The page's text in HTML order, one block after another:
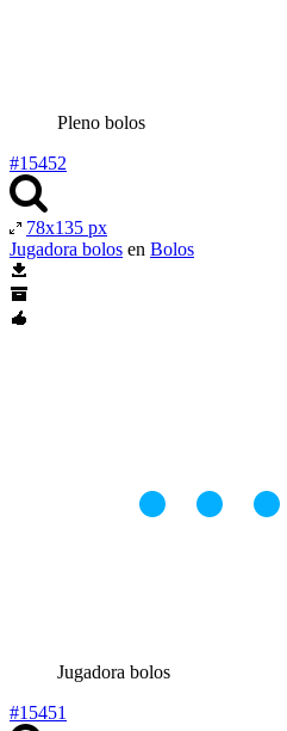
Pleno bolos
#15452
78x135 px
Jugadora bolos en Bolos
Jugadora bolos
#15451